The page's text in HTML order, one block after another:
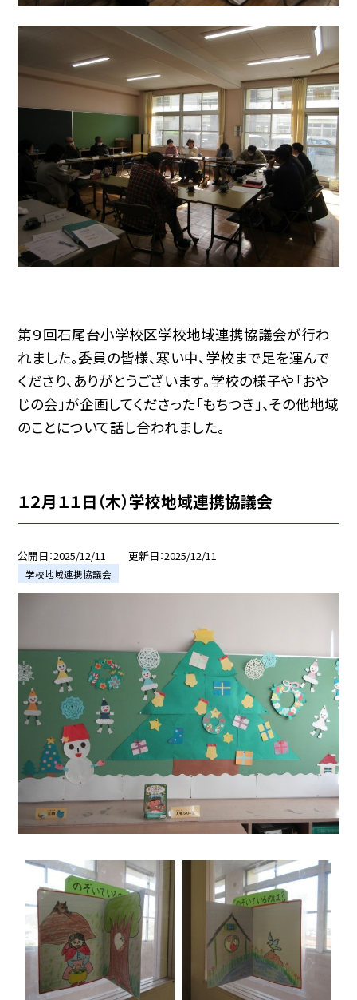
第９回石尾台小学校区学校地域連携協議会が行わ
れました。委員の皆様、寒い中、学校まで足を運んで
くださり、ありがとうございます。学校の様子や「おや
じの会」が企画してくださった「もちつき」、その他地域
のことについて話し合われました。
１２月１１日（木）学校地域連携協議会
公開日 2025/12/11 更新日 2025/12/11
学校地域連携協議会